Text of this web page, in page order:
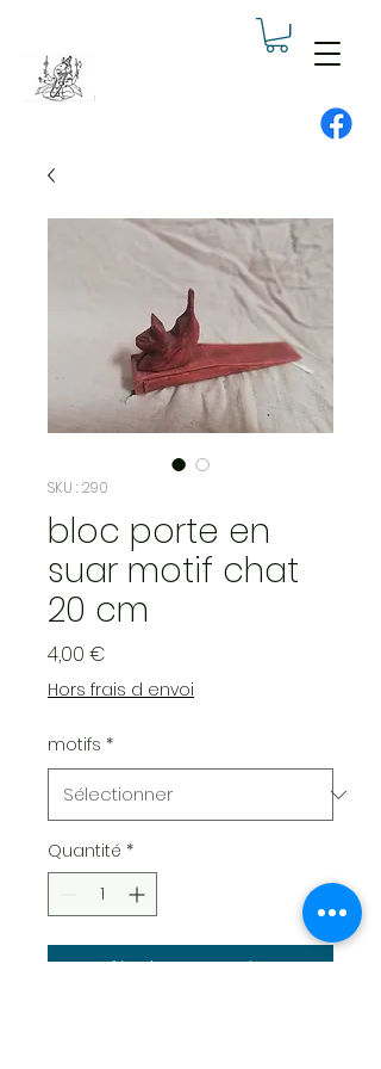
SKU : 290
bloc porte en
suar motif chat
20 cm
4,00 €
Hors frais d envoi
motifs *
Quantité *
Ajouter au panier